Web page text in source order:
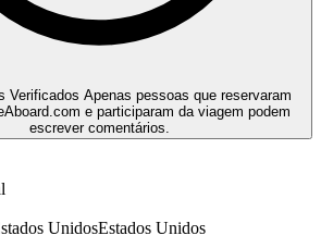
Verificados Apenas pessoas que reservaram
e participaram da viagem podem
escrever comentários.
Estados Unidos